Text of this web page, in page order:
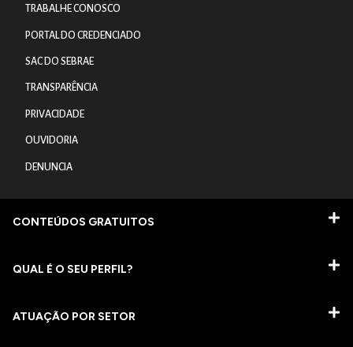
TRABALHE CONOSCO
PORTAL DO CREDENCIADO
SAC DO SEBRAE
TRANSPARÊNCIA
PRIVACIDADE
OUVIDORIA
DENUNCIA
CONTEÚDOS GRATUITOS
QUAL É O SEU PERFIL?
ATUAÇÃO POR SETOR